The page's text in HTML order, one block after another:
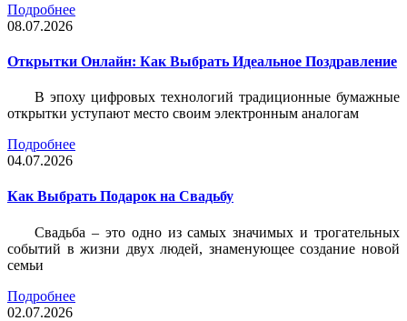
Подробнее
08.07.2026
Открытки Онлайн: Как Выбрать Идеальное Поздравление
В эпоху цифровых технологий традиционные бумажные
открытки уступают место своим электронным аналогам
Подробнее
04.07.2026
Как Выбрать Подарок на Свадьбу
Свадьба – это одно из самых значимых и трогательных
событий в жизни двух людей, знаменующее создание новой
семьи
Подробнее
02.07.2026